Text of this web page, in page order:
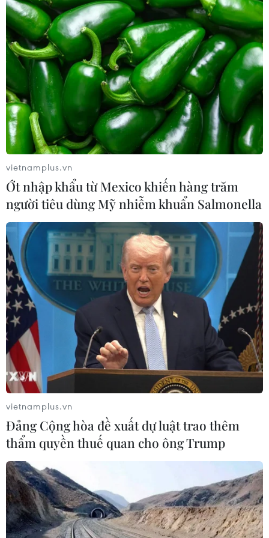
ngư dân phấn khởi vươn khơi
06/08/2026 09:06
Giá dầu tăng khi nhà đầu tư thận
trọng trước tình hình Trung Đông
06/08/2026 09:03
Giá vàng tăng phiên thứ tư liên tiếp,
chạm mức cao nhất trong 7 tuần
06/08/2026 08:36
Xăng dầu trong nước đồng loạt giảm,
E10RON95-III xuống còn 22.324
đồng/lít
06/08/2026 08:07
Cà Mau triển khai đợt cao điểm
chống khai thác IUU
06/08/2026 07:25
Hàn Quốc mở rộng điều tra nghi vấn
thông đồng giá sang ngành hóa dầu
06/08/2026 06:56
Kim ngạch thương mại
song phương giữa hai nước Việt Nam
vietnamplus.vn
Ớt nhập khẩu từ Mexico khiến hàng trăm
người tiêu dùng Mỹ nhiễm khuẩn Salmonella
vietnamplus.vn
Đảng Cộng hòa đề xuất dự luật trao thêm
thẩm quyền thuế quan cho ông Trump